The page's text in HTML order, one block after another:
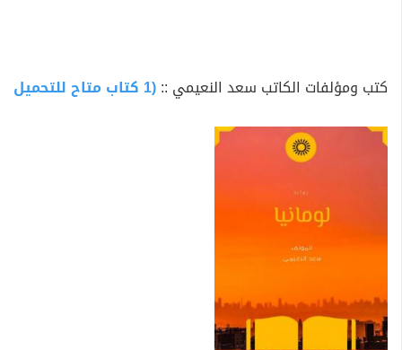
كتب ومؤلفات الكاتب سعد النعيمي ::(1 كتاب متاح للتحميل)